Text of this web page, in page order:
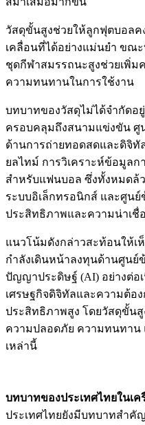
วัสดุขั้นสูงช่วยให้ลูกฟุตบอล
เคลื่อนที่ได้อย่างแม่นยำ ขณ
ชุดกีฬาสมรรถนะสูงช่วยเพิ่ม
ความทนทานในการใช้งาน
บทบาทของวัสดุไม่ได้จำกัดอ
ครอบคลุมถึงสนามแข่งขัน ศู
ด้านการถ่ายทอดสดและดิจิทั
ยลไทม์ การวิเคราะห์ข้อมูล
สำหรับแฟนบอล ซึ่งทั้งหมดล้
ระบบอิเล็กทรอนิกส์ และศูนย์
ประสิทธิภาพและความน่าเชื่
แนวโน้มดังกล่าวสะท้อนให้เ
กำลังเดินหน้าลงทุนด้านศูนย์
ปัญญาประดิษฐ์ (AI) อย่างต่อเ
เศรษฐกิจดิจิทัลและความต้อ
ประสิทธิภาพสูง โดยวัสดุขั้น
ความปลอดภัย ความทนทาน
เหล่านี้
บทบาทของประเทศไทยในเ
ประเทศไทยยังมีบทบาทสำคั